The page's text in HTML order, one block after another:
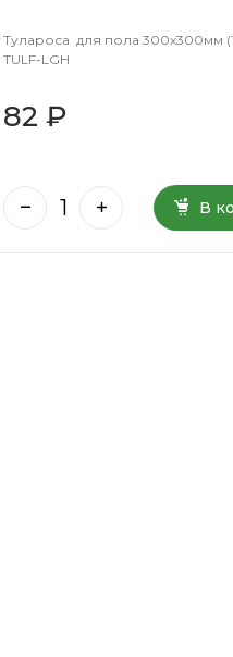
Тулароса для пола 300х300мм
TULF-LGH
82 ₽
В